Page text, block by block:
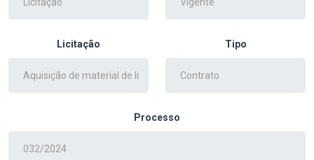
Licitação Tipo
Processo